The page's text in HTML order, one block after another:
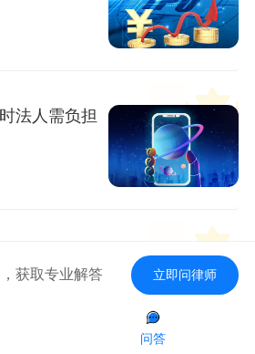
法人需负担
裁的情况都
获取专业解答 立即问律师
问答